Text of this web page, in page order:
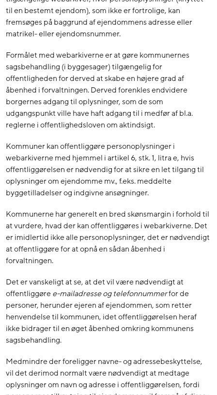
til en bestemt ejendom), som ikke er fortrolige, kan
fremsøges på baggrund af ejendommens adresse eller
matrikel- eller ejendomsnummer.
Formålet med webarkiverne er at gøre kommunernes
sagsbehandling (i byggesager) tilgængelig for
offentligheden for derved at skabe en højere grad af
åbenhed i forvaltningen. Derved forenkles endvidere
borgernes adgang til oplysninger, som de som
udgangspunkt ville have haft adgang til i medfør af bl.a.
reglerne i offentlighedsloven om aktindsigt.
Kommuner kan offentliggøre personoplysninger i
webarkiverne med hjemmel i artikel 6, stk. 1, litra e, hvis
offentliggørelsen er nødvendig for at sikre en let tilgang til
oplysninger om ejendomme mv., f.eks. meddelte
byggetilladelser og indgivne ansøgninger.
Kommunerne har generelt en bred skønsmargin i forhold til
at vurdere, hvad der kan offentliggøres i webarkiverne. Det
er imidlertid ikke alle personoplysninger, det er nødvendigt
at offentliggøre for at opnå en sådan åbenhed i
forvaltningen.
Det er vanskeligt at se, at det vil være nødvendigt at
offentliggøree-mailadresse og telefonnummerfor de
personer, herunder ejeren af ejendommen, som retter
henvendelse til kommunen, idet offentliggørelsen heraf
ikke bidrager til en øget åbenhed omkring kommunens
sagsbehandling.
Medmindre der foreligger navne- og adressebeskyttelse,
vil det derimod normalt være nødvendigt at medtage
oplysninger om navn og adresse i offentliggørelsen, fordi